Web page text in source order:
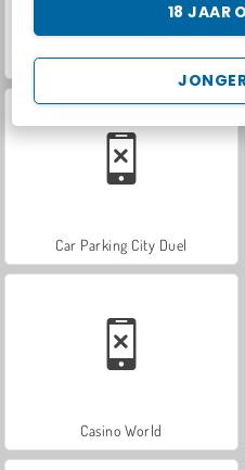
18 JAAR
Farm Merge Valley
Car Parking City Duel
Casino World